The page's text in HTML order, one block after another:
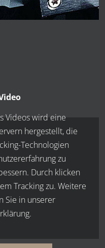
Videos wird eine
hergestellt, die
Technologien
zu
Durch klicken
Tracking zu. Weitere
Sie in unserer